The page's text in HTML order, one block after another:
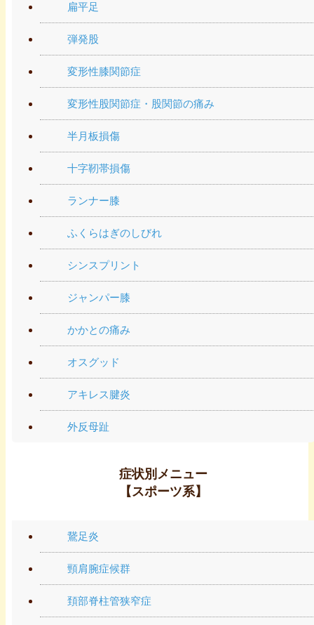
扁平足
弾発股
変形性膝関節症
変形性股関節症・股関節の痛み
半月板損傷
十字靭帯損傷
ランナー膝
ふくらはぎのしびれ
シンスプリント
ジャンパー膝
かかとの痛み
オスグッド
アキレス腱炎
外反母趾
症状別メニュー
【スポーツ系】
鵞足炎
頸肩腕症候群
頚部脊柱管狭窄症